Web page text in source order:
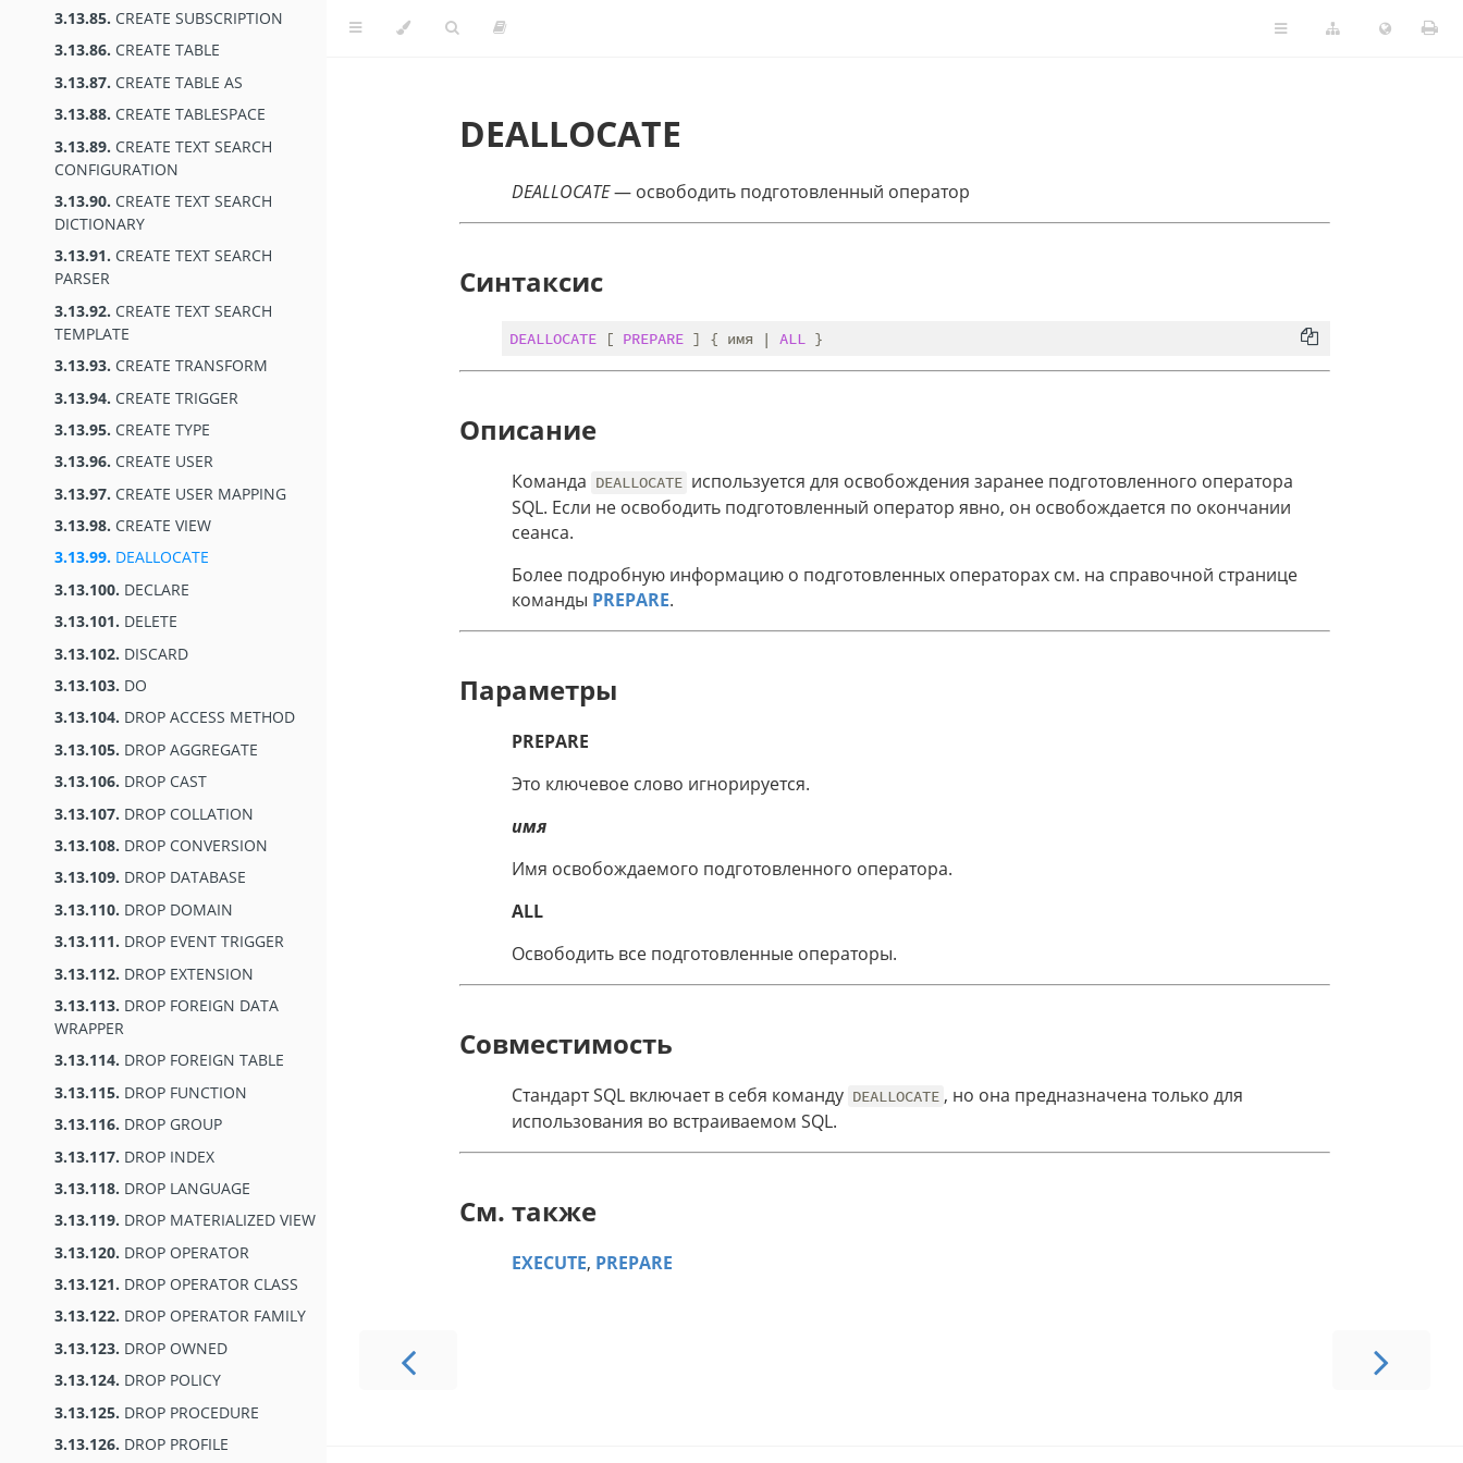
3.13.85. CREATE SUBSCRIPTION
3.13.86. CREATE TABLE
3.13.87. CREATE TABLE AS
3.13.88. CREATE TABLESPACE
3.13.89. CREATE TEXT SEARCH
CONFIGURATION
3.13.90. CREATE TEXT SEARCH
DICTIONARY
3.13.91. CREATE TEXT SEARCH
PARSER
3.13.92. CREATE TEXT SEARCH
TEMPLATE
3.13.93. CREATE TRANSFORM
3.13.94. CREATE TRIGGER
3.13.95. CREATE TYPE
3.13.96. CREATE USER
3.13.97. CREATE USER MAPPING
3.13.98. CREATE VIEW
3.13.99. DEALLOCATE
3.13.100. DECLARE
3.13.101. DELETE
3.13.102. DISCARD
3.13.103. DO
3.13.104. DROP ACCESS METHOD
3.13.105. DROP AGGREGATE
3.13.106. DROP CAST
3.13.107. DROP COLLATION
3.13.108. DROP CONVERSION
3.13.109. DROP DATABASE
3.13.110. DROP DOMAIN
3.13.111. DROP EVENT TRIGGER
3.13.112. DROP EXTENSION
3.13.113. DROP FOREIGN DATA
WRAPPER
3.13.114. DROP FOREIGN TABLE
3.13.115. DROP FUNCTION
3.13.116. DROP GROUP
3.13.117. DROP INDEX
3.13.118. DROP LANGUAGE
3.13.119. DROP MATERIALIZED VIEW
3.13.120. DROP OPERATOR
3.13.121. DROP OPERATOR CLASS
3.13.122. DROP OPERATOR FAMILY
3.13.123. DROP OWNED
3.13.124. DROP POLICY
3.13.125. DROP PROCEDURE
3.13.126. DROP PROFILE
DEALLOCATE
DEALLOCATE— освободить подготовленный оператор
Синтаксис
DEALLOCATE [ PREPARE ] { имя | ALL
Описание
Команда DEALLOCATE используется для освобождения заранее подготовленного оператора
SQL. Если не освободить подготовленный оператор явно, он освобождается по окончании
сеанса.
Более подробную информацию о подготовленных операторах см. на справочной странице
команды PREPARE.
Параметры
PREPARE
Это ключевое слово игнорируется.
имя
Имя освобождаемого подготовленного оператора.
ALL
Освободить все подготовленные операторы.
Совместимость
Стандарт SQL включает в себя команду DEALLOCATE , но она предназначена только для
использования во встраиваемом SQL.
См. также
EXECUTE, PREPARE